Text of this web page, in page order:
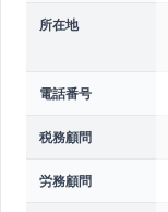
所在地
電話番号
税務顧問
労務顧問